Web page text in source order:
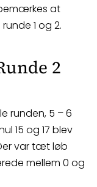
at
1 og 2.
2
runden, 5 – 6
15 og 17 blev
var tæt løb
mellem 0 og